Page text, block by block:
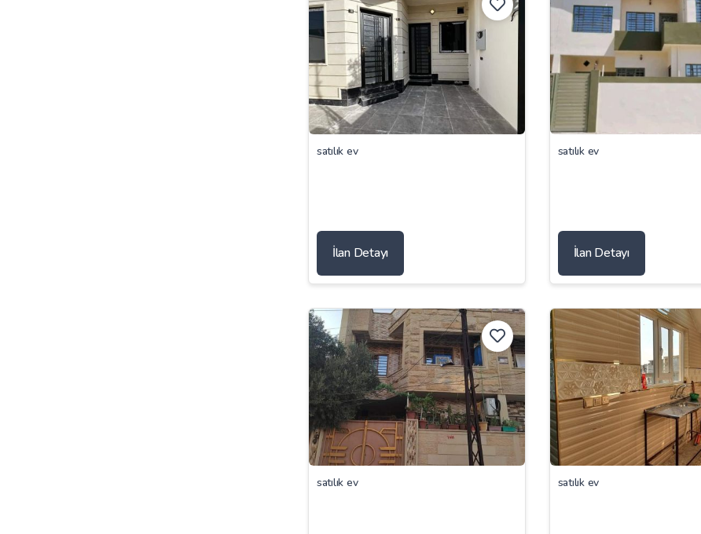
satılık ev
İlan Detayı
satılık ev
İlan Detayı
satılık ev satılık ev